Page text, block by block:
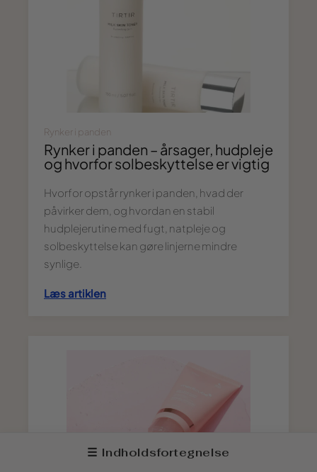
☰ Indholdsfortegnelse
Rynker i panden
Rynker i panden – årsager, hudpleje
og hvorfor solbeskyttelse er vigtig
Hvorfor opstår rynker i panden, hvad der
påvirker dem, og hvordan en stabil
hudplejerutine med fugt, natpleje og
solbeskyttelse kan gøre linjerne mindre
synlige.
Læs artiklen